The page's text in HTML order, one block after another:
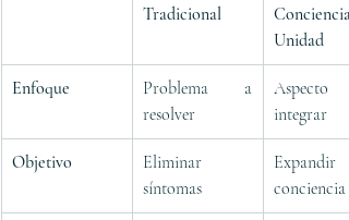
Tradicional
Unidad
Enfoque
Problema a
resolver
integrar
Objetivo
Eliminar
síntomas
Expandir
conciencia